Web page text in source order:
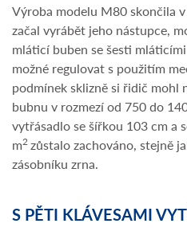
Výroba modelu M80 skončila
začal vyrábět jeho nástupce,
mláticí buben se šesti
možné regulovat s použitím
podmínek sklizně si řidič
bubnu v rozmezí od 750 do
vytřásadlo se šířkou 103 cm a
m2zůstalo zachováno, stejně
zásobníku zrna.
S PĚTI KLÁVESAMI